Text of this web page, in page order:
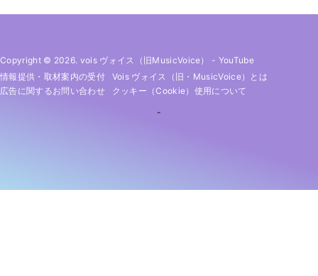
Copyright © 2026. vois ヴォイス（旧MusicVoice） - YouTube
情報提供・取材案内の受付
Vois ヴォイス（旧・MusicVoice）とは
広告に関するお問い合わせ
クッキー（cookie）使用について
-